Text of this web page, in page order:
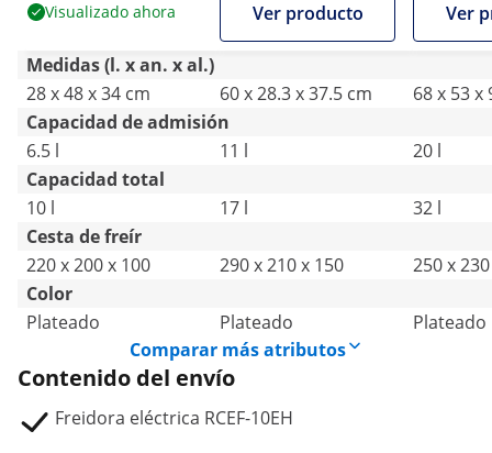
Visualizado ahora Ver producto Ver
Medidas (l. x an. x al.)
28 x 48 x 34 cm
60 x 28.3 x 37.5 cm
68 x 53 x
Capacidad de admisión
6.5 l
11 l
20 l
Capacidad total
10 l
17 l
32 l
Cesta de freír
220 x 200 x 100
290 x 210 x 150
250 x
Color
Plateado
Plateado
Plateado
Comparar más atributos
Contenido del envío
Freidora eléctrica RCEF-10EH